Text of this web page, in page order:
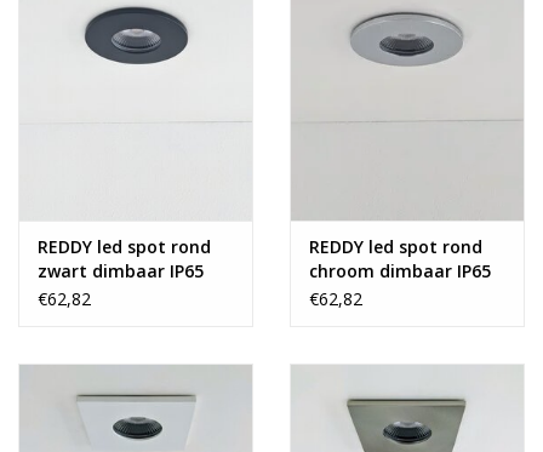
REDDY led spot rond
zwart dimbaar IP65
€62,82
REDDY led spot rond
chroom dimbaar IP65
€62,82